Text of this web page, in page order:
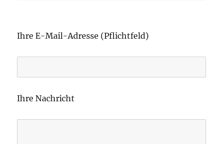
i
e
s
Ihre E-Mail-Adresse (Pflichtfeld)
Ihre Nachricht